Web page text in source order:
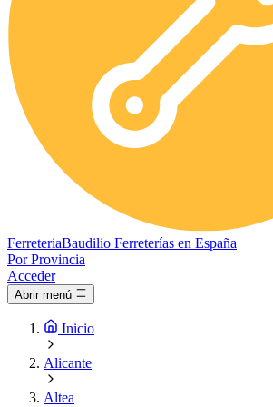
FerreteriaBaudilio Ferreterías en España
Por Provincia
Acceder
Abrir menú
Inicio
Alicante
Altea